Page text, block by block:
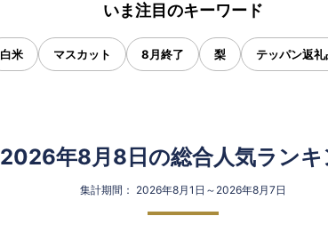
いま注目のキーワード
白米 マスカット 8月終了 梨 テッパン返礼
2026年8月8日の総合人気ランキ
集計期間： 2026年8月1日～2026年8月7日